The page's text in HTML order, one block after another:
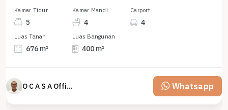
Kamar Tidur
5
Kamar Mandi
4
Carport
4
Luas Tanah
676 m²
Luas Bangunan
400 m²
O C A S A Official property perfected Whatsapp